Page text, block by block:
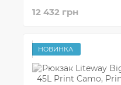
12 432 грн
НОВИНКА